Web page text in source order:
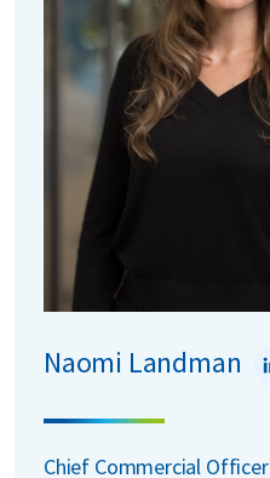
Naomi Landman
Chief Commercial Officer